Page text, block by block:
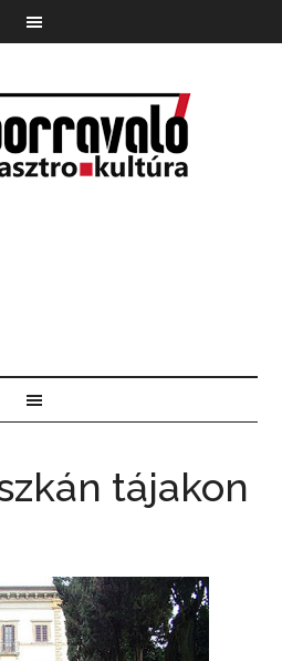
tájakon